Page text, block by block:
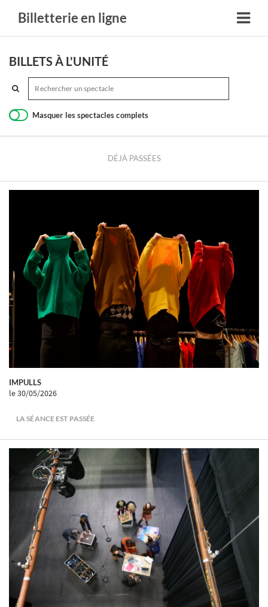
Billetterie en ligne
BILLETS À L'UNITÉ
Masquer les spectacles complets
DÉJÀ PASSÉES
IMPULLS
le 30/05/2026
LA SÉANCE EST PASSÉE